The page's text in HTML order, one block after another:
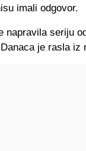
imali odgovor.
napravila seriju
je rasla iz